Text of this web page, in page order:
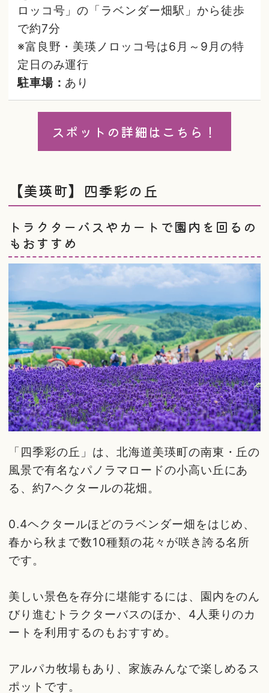
ロッコ号」の「ラベンダー畑駅」から徒歩
で約7分
※富良野・美瑛ノロッコ号は6月～9月の特
定日のみ運行
駐車場： あり
スポットの詳細はこちら！
【美瑛町】四季彩の丘
トラクターバスやカートで園内を回るの
もおすすめ
「四季彩の丘」は、北海道美瑛町の南東・丘の
風景で有名なパノラマロードの小高い丘にあ
る、約7ヘクタールの花畑。
0.4ヘクタールほどのラベンダー畑をはじめ、
春から秋まで数10種類の花々が咲き誇る名所
です。
美しい景色を存分に堪能するには、園内をのん
びり進むトラクターバスのほか、4人乗りのカ
ートを利用するのもおすすめ。
アルパカ牧場もあり、家族みんなで楽しめるス
ポットです。